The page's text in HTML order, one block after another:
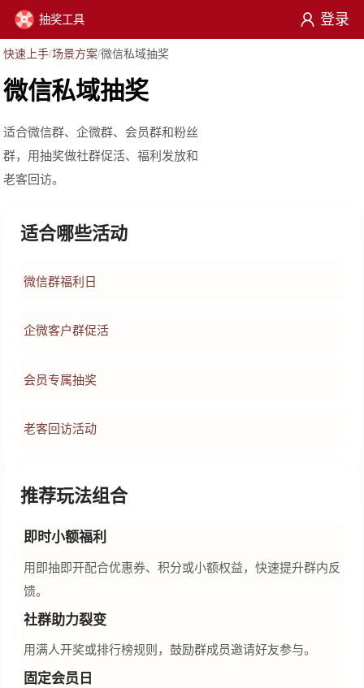
抽奖工具 登录
快速上手/场景方案/微信私域抽奖
微信私域抽奖
适合微信群、企微群、会员群和粉丝
群，用抽奖做社群促活、福利发放和
老客回访。
适合哪些活动
微信群福利日
企微客户群促活
会员专属抽奖
老客回访活动
推荐玩法组合
即时小额福利
用即抽即开配合优惠券、积分或小额权益，快速提升群内反
馈。
社群助力裂变
用满人开奖或排行榜规则，鼓励群成员邀请好友参与。
固定会员日